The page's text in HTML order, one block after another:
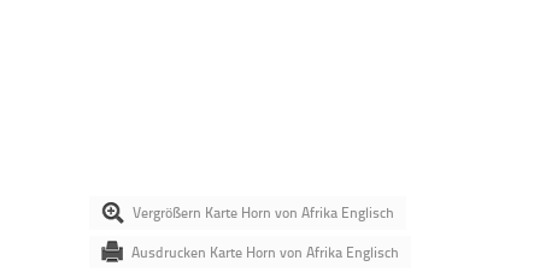
Vergrößern Karte Horn von Afrika Englisch
Ausdrucken Karte Horn von Afrika Englisch